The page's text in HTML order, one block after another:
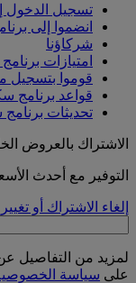
تسجيل الدخول
انضموا إلى
شركاؤنا
امتيازات
قوموا بتسجيل
قواعد برنامج
تحديثات
الاشتراك بالعروض
التوفير مع أحدث
إلغاء الاشتراك أو
لمزيد من التفاصيل
على سياسة